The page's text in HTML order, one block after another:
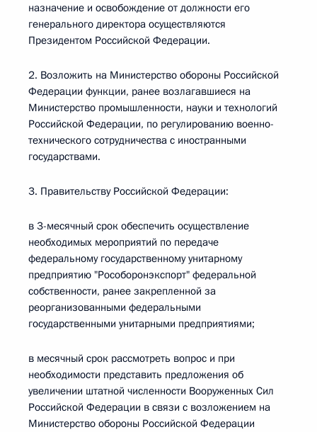
назначение и освобождение от должности его
генерального директора осуществляются
Президентом Российской Федерации.
2. Возложить на Министерство обороны Российской
Федерации функции, ранее возлагавшиеся на
Министерство промышленности, науки и технологий
Российской Федерации, по регулированию военно-
технического сотрудничества с иностранными
государствами.
3. Правительству Российской Федерации:
в 3-месячный срок обеспечить осуществление
необходимых мероприятий по передаче
федеральному государственному унитарному
предприятию "Рособоронэкспорт" федеральной
собственности, ранее закрепленной за
реорганизованными федеральными
государственными унитарными предприятиями;
в месячный срок рассмотреть вопрос и при
необходимости представить предложения об
увеличении штатной численности Вооруженных Сил
Российской Федерации в связи с возложением на
Министерство обороны Российской Федерации